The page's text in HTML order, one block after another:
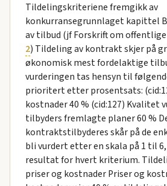
Tildelingskriteriene fremgikk av
konkurransegrunnlaget kapittel
av tilbud (jf Forskrift om
2) Tildeling av kontrakt skjer på
økonomisk mest fordelaktige
vurderingen tas hensyn til
prioritert etter prosentsats:
kostnader 40 % (cid:127) Kvalitet
tilbyders fremlagte planer 60 %
kontraktstilbyderes skår på de
bli vurdert etter en skala på 1 til
resultat for hvert kriterium.
priser og kostnader Priser og